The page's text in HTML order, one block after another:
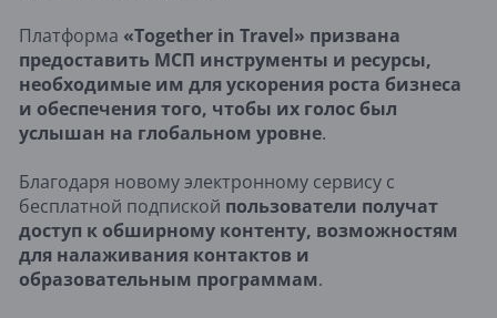
Платформа «Together in Travel» призвана
предоставить МСП инструменты и ресурсы,
необходимые им для ускорения роста бизнеса
и обеспечения того, чтобы их голос был
услышан на глобальном уровне.
Благодаря новому электронному сервису с
бесплатной подпиской пользователи получат
доступ к обширному контенту, возможностям
для налаживания контактов и
образовательным программам.